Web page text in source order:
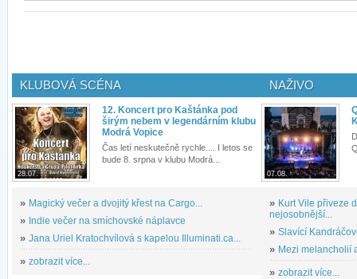
KLUBOVÁ SCÉNA
28.07.
12. Koncert pro Kaštánka pod
širým nebem v legendárním klubu
Modrá Vopice
Čas letí neskutečně rychle.... I letos se
bude 8. srpna v klubu Modrá...
» Magický večer a dvojitý křest na Cargo...
» Indie večer na smíchovské náplavce
» Jana Uriel Kratochvílová s kapelou Illuminati.ca...
» zobrazit více...
NAŽIVO
07.08.
» Kurt Vile přiveze
nejosobnější...
» Slavící
» Mezi melancholií
» zobrazit více...